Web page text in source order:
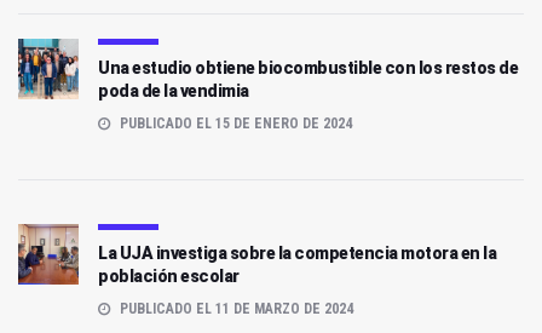
Una estudio obtiene biocombustible con los restos de
poda de la vendimia
PUBLICADO EL 15 DE ENERO DE 2024
La UJA investiga sobre la competencia motora en la
población escolar
PUBLICADO EL 11 DE MARZO DE 2024